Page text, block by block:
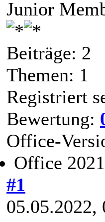
Junior
Beiträge: 2
Themen: 1
Registriert
Bewertung:
Office-
Office 2021
#1
05.05.2022,